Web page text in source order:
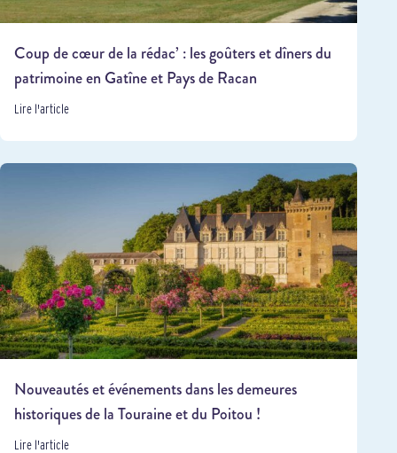
Coup de cœur de la rédac’ : les goûters et dîners du
patrimoine en Gatîne et Pays de Racan
Lire l'article
Nouveautés et événements dans les demeures
historiques de la Touraine et du Poitou !
Lire l'article